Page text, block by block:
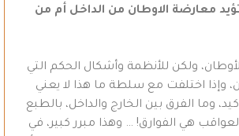
معارضة الاوطان من الداخل أم من
ولكن للأنظمة وأشكال الحكم التي
وإذا اختلفت مع سلطة ما هذا لا يعني
وما الفرق بين الخارج والداخل، بالطبع
هي الفوارق! … وهذا مبرر كبير، في